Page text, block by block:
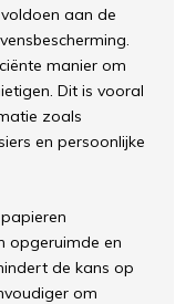
aan de
manier om
Dit is vooral
zoals
en persoonlijke
opgeruimde en
de kans op
om